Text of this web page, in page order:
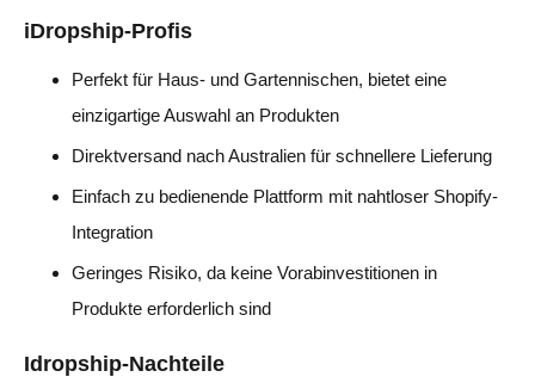
iDropship-Profis
Perfekt für Haus- und Gartennischen, bietet eine
einzigartige Auswahl an Produkten
Direktversand nach Australien für schnellere Lieferung
Einfach zu bedienende Plattform mit nahtloser Shopify-
Integration
Geringes Risiko, da keine Vorabinvestitionen in
Produkte erforderlich sind
Idropship-Nachteile